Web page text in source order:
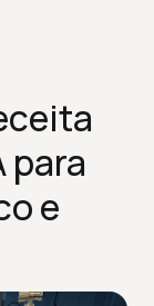
para
e